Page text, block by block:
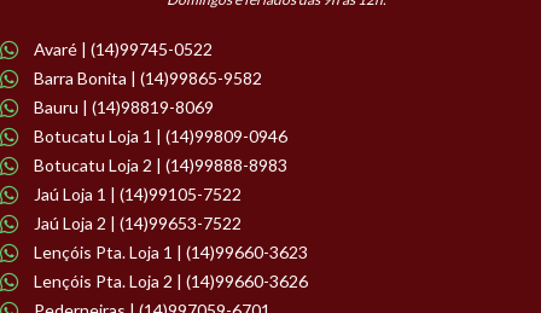
Avaré | (14)99745-0522
Barra Bonita | (14)99865-9582
Bauru | (14)98819-8069
Botucatu Loja 1 | (14)99809-0946
Botucatu Loja 2 | (14)99888-8983
Jaú Loja 1 | (14)99105-7522
Jaú Loja 2 | (14)99653-7522
Lençóis Pta. Loja 1 | (14)99660-3623
Lençóis Pta. Loja 2 | (14)99660-3626